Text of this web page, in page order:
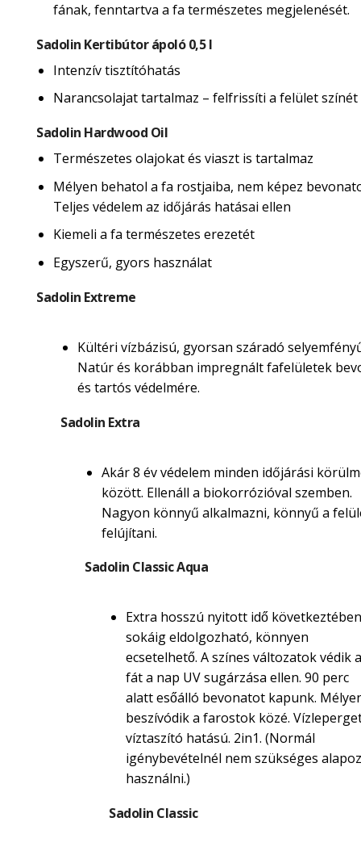
fának, fenntartva a fa természetes megjelenését.
Sadolin Kertibútor ápoló 0,5 l
Intenzív tisztítóhatás
Narancsolajat tartalmaz – felfrissíti a felület színét
Sadolin Hardwood Oil
Természetes olajokat és viaszt is tartalmaz
Mélyen behatol a fa rostjaiba, nem képez
Teljes védelem az időjárás hatásai ellen
Kiemeli a fa természetes erezetét
Egyszerű, gyors használat
Sadolin Extreme
Kültéri vízbázisú, gyorsan száradó
Natúr és korábban impregnált fafelületek
és tartós védelmére.
Sadolin Extra
Akár 8 év védelem minden időjárási
között. Ellenáll a biokorrózióval szemben.
Nagyon könnyű alkalmazni, könnyű a
felújítani.
Sadolin Classic Aqua
Extra hosszú nyitott idő következtében
sokáig eldolgozható, könnyen
ecsetelhető. A színes változatok védik a
fát a nap UV sugárzása ellen. 90 perc
alatt esőálló bevonatot kapunk.
beszívódik a farostok közé.
víztaszító hatású. 2in1. (Normál
igénybevételnél nem szükséges
használni.)
Sadolin Classic